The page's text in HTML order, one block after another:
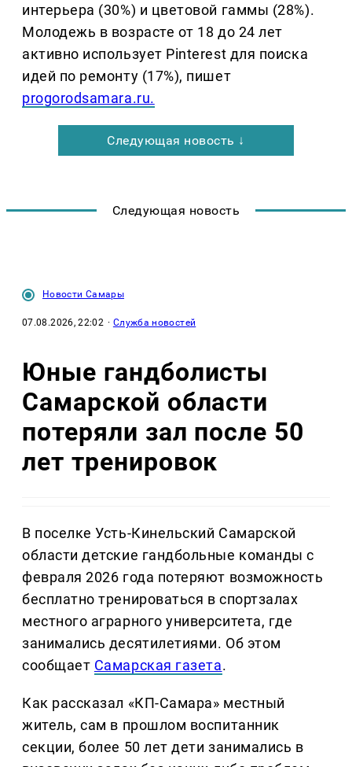
интерьера (30%) и цветовой гаммы (28%).
Молодежь в возрасте от 18 до 24 лет
активно использует Pinterest для поиска
идей по ремонту (17%), пишет
progorodsamara.ru.
Следующая новость ↓
Следующая новость
Новости Самары
07.08.2026, 22:02 · Служба новостей
Юные гандболисты
Самарской области
потеряли зал после 50
лет тренировок
В поселке Усть-Кинельский Самарской
области детские гандбольные команды с
февраля 2026 года потеряют возможность
бесплатно тренироваться в спортзалах
местного аграрного университета, где
занимались десятилетиями. Об этом
сообщает Самарская газета.
Как рассказал «КП-Самара» местный
житель, сам в прошлом воспитанник
секции, более 50 лет дети занимались в